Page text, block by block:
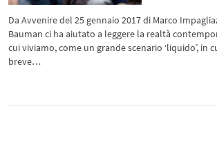
Da Avvenire del 25 gennaio 2017 di Marco
Bauman ci ha aiutato a leggere la realtà
cui viviamo, come un grande scenario ‘liquido’, in
breve…